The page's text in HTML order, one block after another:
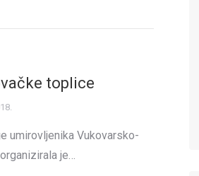
toplice
umirovljenika Vukovarsko-
je…